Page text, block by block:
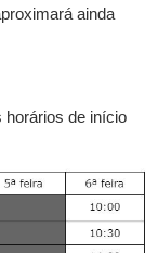
ainda
horários de início